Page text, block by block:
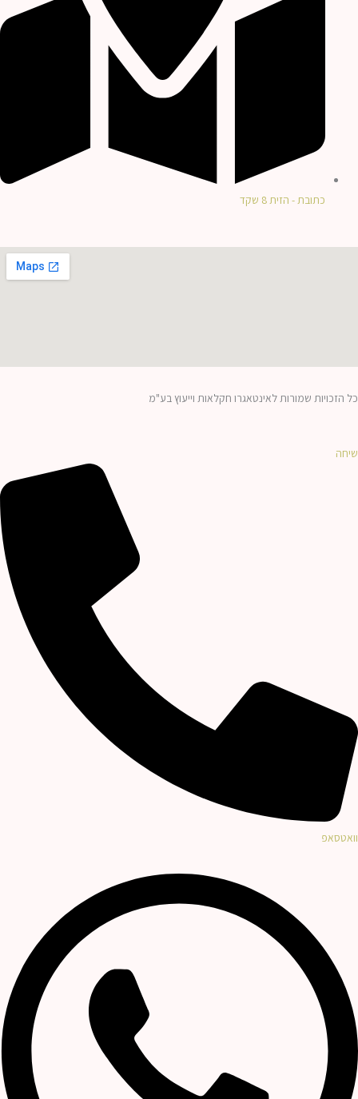
כתובת - הזית 8 שקד
כל הזכויות שמורות לאינטאגרו חקלאות וייעוץ בע"מ
שיחה
וואטסאפ